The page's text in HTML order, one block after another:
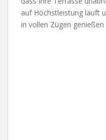
auf Höchstleistung läuft
in vollen Zügen genießen